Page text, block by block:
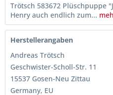
Trötsch 583672 Plüschpuppe
Henry auch endlich zum...
Herstellerangaben
Andreas Trötsch
Geschwister-Scholl-Str. 11
15537 Gosen-Neu Zittau
Germany, EU